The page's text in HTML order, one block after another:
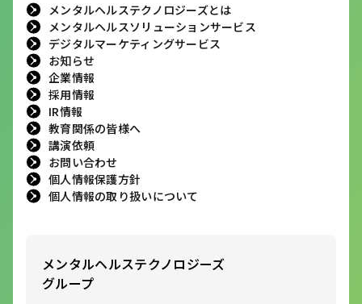
メンタルヘルステクノロジーズとは
メンタルヘルスソリューションサービス
デジタルマーケティングサービス
お知らせ
企業情報
採用情報
IR情報
教育関係の皆様へ
講演依頼
お問い合わせ
個人情報保護方針
個人情報の取り扱いについて
メンタルヘルステクノロジーズ
グループ